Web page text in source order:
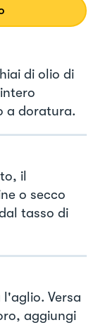
di olio di
a doratura.
il
o secco
tasso di
Versa
aggiungi